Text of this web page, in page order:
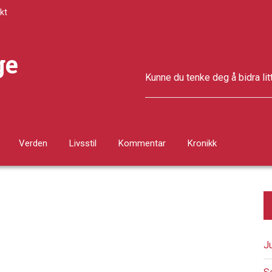
Kunne du tenke deg å bidra
Verden Livsstil Kommentar Kronikk